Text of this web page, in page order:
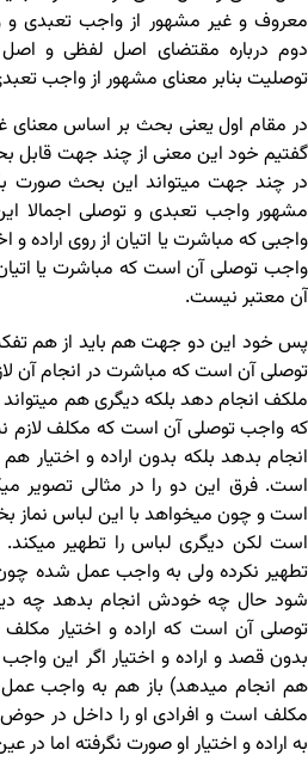
معروف و غیر مشهور از واجب تعبدی
دوم درباره مقتضای اصل لفظی و
توصلیت بنابر معنای مشهور از واجب
در مقام اول یعنی بحث بر اساس معنای
گفتیم خود این معنی از چند جهت قابل
در چند جهت می‏تواند این بحث صورت
مشهور واجب تعبدی و توصلی اجمالا
واجبی که مباشرت یا اتیان از روی اراده
واجب توصلی آن است که مباشرت یا اتیان
آن معتبر نیست.
پس خود این دو جهت هم باید از هم
توصلی آن است که مباشرت در انجام آن
ملکف انجام دهد بلکه دیگری هم
که واجب توصلی آن است که مکلف لازم
انجام بدهد بلکه بدون اراده و اختیار
است. فرق این دو را در مثالی
است و چون می‏خواهد با این لباس نماز
است لکن دیگری لباس را تطهیر
تطهیر نکرده ولی به واجب عمل شده
شود حال چه خودش انجام بدهد چه
توصلی آن است که اراده و اختیار
بدون قصد و اراده و اختیار اگر این
هم انجام می‏دهد) باز هم به واجب
مکلف است و افرادی او را داخل در حوض
به اراده و اختیار او صورت نگرفته اما